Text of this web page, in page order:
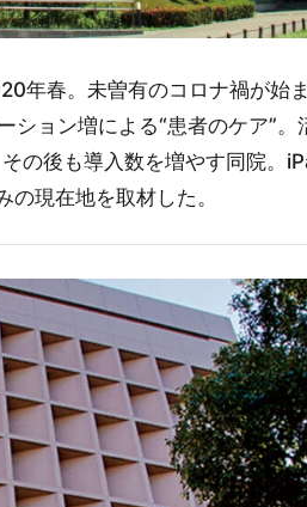
年春。未曽有のコロナ禍が始
ョン増による“患者のケア”。
の後も導入数を増やす同院。
現在地を取材した。